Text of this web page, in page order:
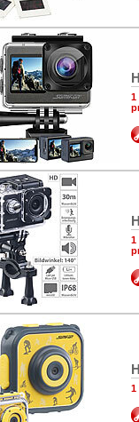
1
1
1